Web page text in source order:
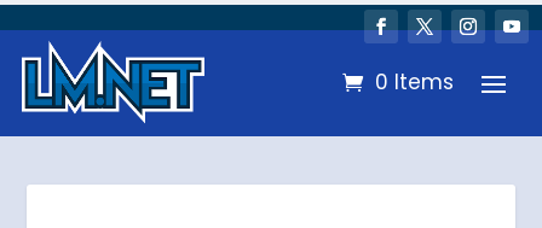
0 Items